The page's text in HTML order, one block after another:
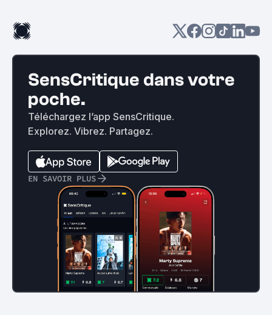
SensCritique dans votre
poche.
Téléchargez l’app SensCritique.
Explorez. Vibrez. Partagez.
EN SAVOIR PLUS